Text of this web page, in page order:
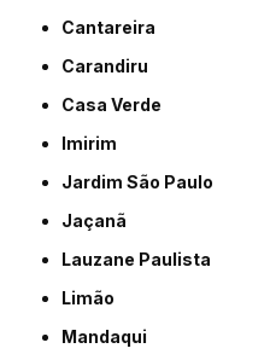
Cantareira
Carandiru
Casa Verde
Imirim
Jardim São Paulo
Jaçanã
Lauzane Paulista
Limão
Mandaqui